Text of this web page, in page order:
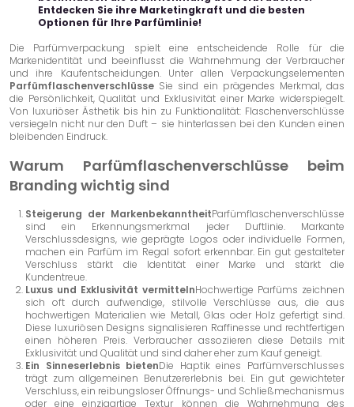
Entdecken Sie ihre Marketingkraft und die besten
Optionen für Ihre Parfümlinie!
Die Parfümverpackung spielt eine entscheidende Rolle für die
Markenidentität und beeinflusst die Wahrnehmung der Verbraucher
und ihre Kaufentscheidungen. Unter allen Verpackungselementen
Parfümflaschenverschlüsse Sie sind ein prägendes Merkmal, das
die Persönlichkeit, Qualität und Exklusivität einer Marke widerspiegelt.
Von luxuriöser Ästhetik bis hin zu Funktionalität: Flaschenverschlüsse
versiegeln nicht nur den Duft – sie hinterlassen bei den Kunden einen
bleibenden Eindruck.
Warum Parfümflaschenverschlüsse beim
Branding wichtig sind
Steigerung der MarkenbekanntheitParfümflaschenverschlüsse
sind ein Erkennungsmerkmal jeder Duftlinie. Markante
Verschlussdesigns, wie geprägte Logos oder individuelle Formen,
machen ein Parfüm im Regal sofort erkennbar. Ein gut gestalteter
Verschluss stärkt die Identität einer Marke und stärkt die
Kundentreue.
Luxus und Exklusivität vermittelnHochwertige Parfüms zeichnen
sich oft durch aufwendige, stilvolle Verschlüsse aus, die aus
hochwertigen Materialien wie Metall, Glas oder Holz gefertigt sind.
Diese luxuriösen Designs signalisieren Raffinesse und rechtfertigen
einen höheren Preis. Verbraucher assoziieren diese Details mit
Exklusivität und Qualität und sind daher eher zum Kauf geneigt.
Ein Sinneserlebnis bietenDie Haptik eines Parfümverschlusses
trägt zum allgemeinen Benutzererlebnis bei. Ein gut gewichteter
Verschluss, ein reibungsloser Öffnungs- und Schließmechanismus
oder eine einzigartige Textur können die Wahrnehmung des